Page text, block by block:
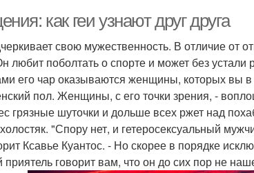
как геи узнают друг друга
свою мужественность. В отличие от
любит поболтать о спорте и может без устали
его чар оказываются женщины, которых вы в
пол. Женщины, с его точки зрения, -
грязные шуточки и дольше всех ржет над
"Спору нет, и гетеросексуальный
Ксавье Куантос. - Но скорее в порядке
говорит вам, что он до сих пор не